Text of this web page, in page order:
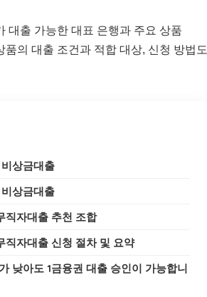
대출 가능한 대표 은행과 주요 상품
의 대출 조건과 적합 대상, 신청 방법도
상금대출
상금대출
직자대출 추천 조합
직자대출 신청 절차 및 요약
낮아도 1금융권 대출 승인이 가능합니